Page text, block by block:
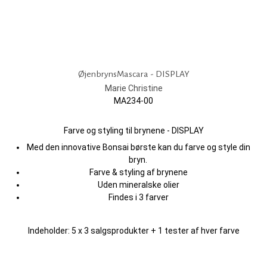
ØjenbrynsMascara - DISPLAY
Marie Christine
MA234-00
Farve og styling til brynene - DISPLAY
​​​​​​Med den innovative Bonsai børste kan du farve og style din
bryn.
Farve & styling af brynene
Uden mineralske olier
Findes i 3 farver
Indeholder: 5 x 3 salgsprodukter + 1 tester af hver farve